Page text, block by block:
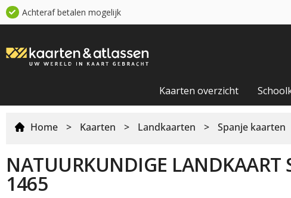
Achteraf betalen mogelijk
Kaarten overzicht
Home > Kaarten > Landkaarten > Spanje kaarten
NATUURKUNDIGE LANDKAART
1465